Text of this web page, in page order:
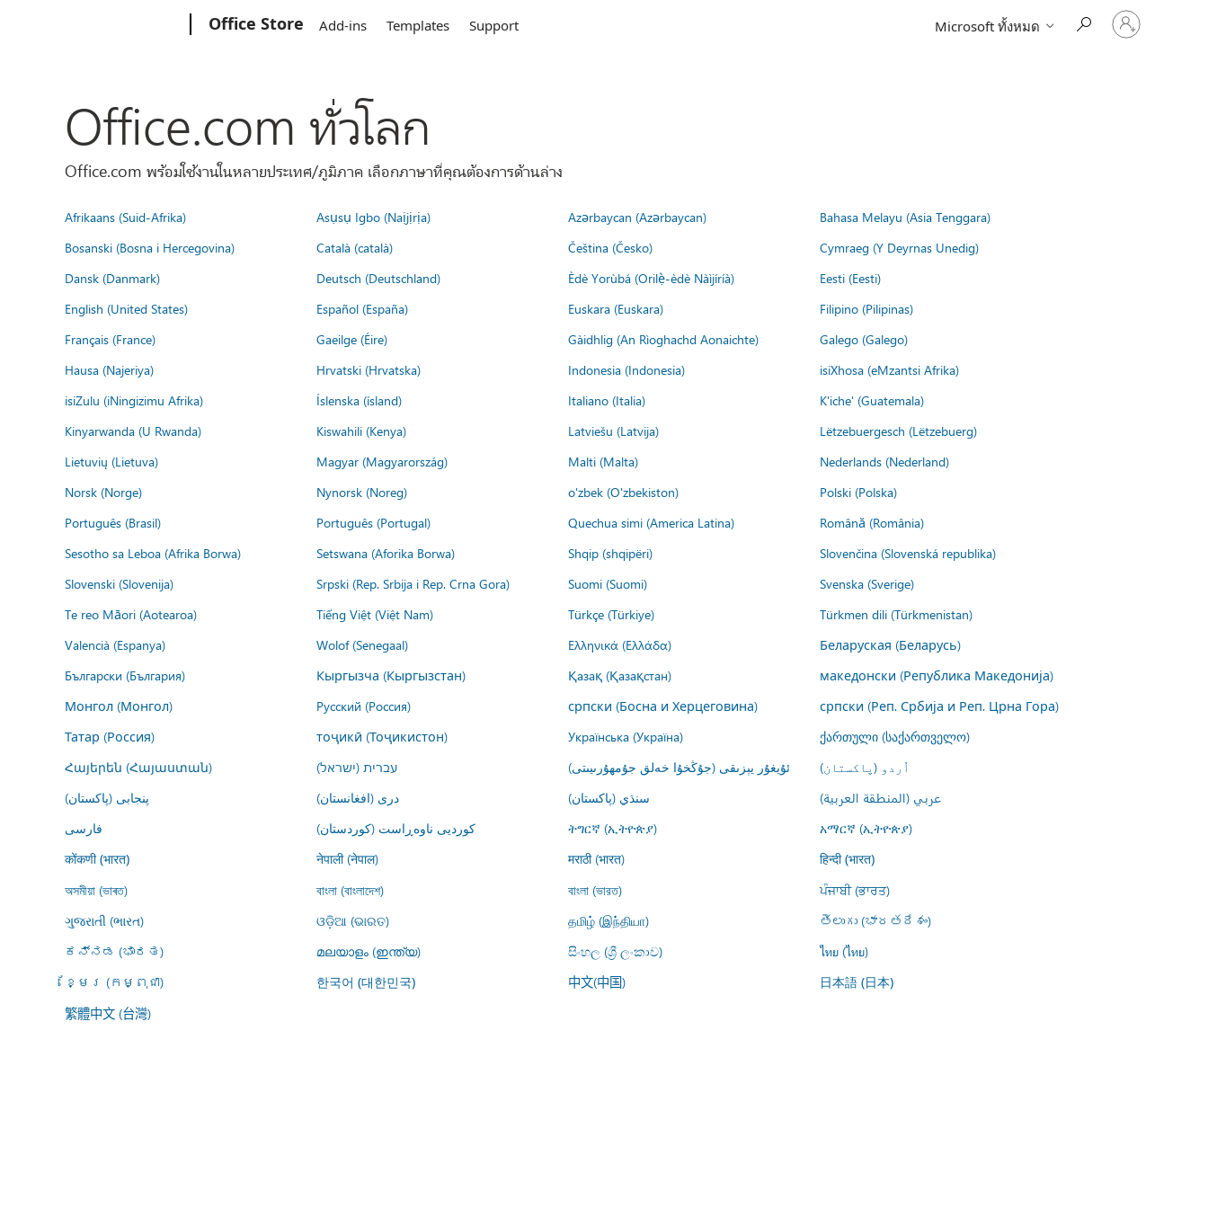
Office Store Add-ins Templates Support Microsoft ทั้งหมด
ลงชื่อ
เข้า
Office.com ทั่วโลก
Office.com พร้อมใช้งานในหลายประเทศ/ภูมิภาค เลือกภาษาที่คุณต้องการด้านล่าง
Afrikaans (Suid-Afrika) Asụsụ Igbo (Naịjịrịa) Azərbaycan (Azərbaycan)
Bahasa Melayu (Asia Tenggara)
Bosanski (Bosna i Hercegovina)
Català (català) Čeština (Česko)
Cymraeg (Y Deyrnas Unedig)
Dansk (Danmark)
Deutsch (Deutschland) Èdè Yorùbá (Orilẹ̀-èdè Nàìjíríà)
Eesti (Eesti)
English (United States)
Español (España) Euskara (Euskara)
Filipino (Pilipinas)
Français (France)
Gaeilge (Éire) Gàidhlig (An Rìoghachd Aonaichte)
Galego (Galego)
Hausa (Najeriya)
Hrvatski (Hrvatska) Indonesia (Indonesia)
isiXhosa (eMzantsi Afrika)
isiZulu (iNingizimu Afrika)
Íslenska (ísland) Italiano (Italia)
K'iche' (Guatemala)
Kinyarwanda (U Rwanda)
Kiswahili (Kenya) Latviešu (Latvija)
Lëtzebuergesch (Lëtzebuerg)
Lietuvių (Lietuva)
Magyar (Magyarország) Malti (Malta)
Nederlands (Nederland)
Norsk (Norge)
Nynorsk (Noreg) o'zbek (O'zbekiston)
Polski (Polska)
Português (Brasil)
Português (Portugal) Quechua simi (America Latina)
Română (România)
Sesotho sa Leboa (Afrika Borwa)
Setswana (Aforika Borwa) Shqip (shqipëri)
Slovenčina (Slovenská republika)
Slovenski (Slovenija)
Srpski (Rep. Srbija i Rep. Crna Gora) Suomi (Suomi)
Svenska (Sverige)
Te reo Māori (Aotearoa)
Tiếng Việt (Việt Nam) Türkçe (Türkiye)
Türkmen dili (Türkmenistan)
Valencià (Espanya)
Wolof (Senegaal) Ελληνικά (Ελλάδα)
Беларуская (Беларусь)
Български (България)
Кыргызча (Кыргызстан) Қазақ (Қазақстан)
македонски (Република Македонија)
Монгол (Монгол)
Русский (Россия) српски (Босна и Херцеговина)
српски (Реп. Србија и Реп. Црна Гора)
Татар (Россия)
тоҷикӣ (Тоҷикистон) Українська (Україна)
ქართული (საქართველო)
Հայերեն (Հայաստան)
עברית (ישראל) ئۇيغۇر يېزىقى (جۇڭخۇا خەلق جۇمھۇرىيىتى)
اُردو (پاکستان)
پنجابی (پاکستان)
درى (افغانستان) سنڌي (پاکستان)
عربي (المنطقة العربية)
فارسى
کوردیی ناوەڕاست (کوردستان) ትግርኛ (ኢትዮጵያ) አማርኛ (ኢትዮጵያ)
कोंकणी (भारत) नेपाली (नेपाल) मराठी (भारत) हिन्दी (भारत)
অসমীয়া (ভাৰত) বাংলা (বাংলাদেশ) বাংলা (ভারত)
ਪੰਜਾਬੀ (ਭਾਰਤ)
ગુજરાતી (ભારત)
ଓଡ଼ିଆ (ଭାରତ) தமிழ் (இந்தியா)
తెలుగు (భారతదేశం)
ಕನ್ನಡ (ಭಾರತ)
മലയാളം (ഇന്ത്യ) සිංහල (ශ්‍රී ලංකාව)
ไทย (ไทย)
ខ្មែរ (កម្ពុជា)
한국어 (대한민국) 中文(中国) 日本語 (日本)
繁體中文 (台灣)